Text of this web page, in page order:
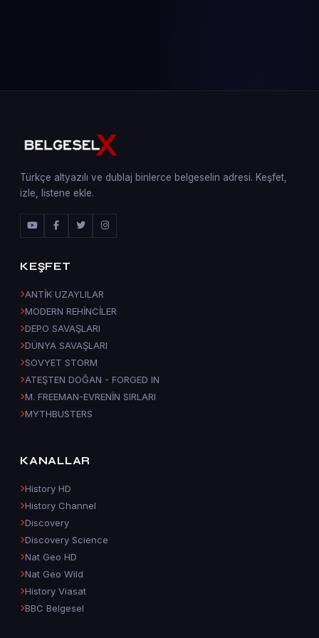
Türkçe altyazılı ve dublaj binlerce belgeselin adresi. Keşfet,
izle, listene ekle.
KEŞFET
ANTİK UZAYLILAR
MODERN REHİNCİLER
DEPO SAVAŞLARI
DÜNYA SAVAŞLARI
SOVYET STORM
ATEŞTEN DOĞAN - FORGED IN
M. FREEMAN-EVRENİN SIRLARI
MYTHBUSTERS
KANALLAR
History HD
History Channel
Discovery
Discovery Science
Nat Geo HD
Nat Geo Wild
History Viasat
BBC Belgesel